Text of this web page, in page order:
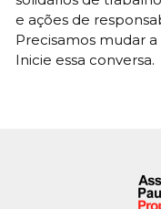
e ações de
Precisamos mudar
Inicie essa conversa.